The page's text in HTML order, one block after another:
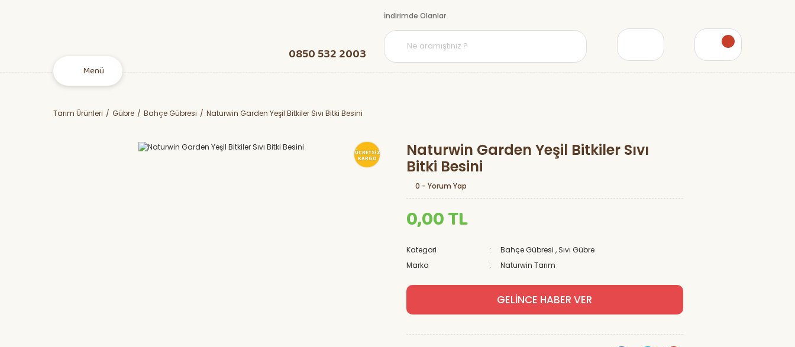
Menü
0850 532 2003
İndirimde Olanlar
Tarım Ürünleri Gübre Bahçe Gübresi Naturwin Garden Yeşil Bitkiler Sıvı Bitki Besini
ÜCRETSİZ
KARGO
Naturwin Garden Yeşil Bitkiler Sıvı
Bitki Besini
0 - Yorum Yap
0,00 TL
Kategori Bahçe Gübresi , Sıvı Gübre
Marka
Naturwin Tarım
GELİNCE HABER VER